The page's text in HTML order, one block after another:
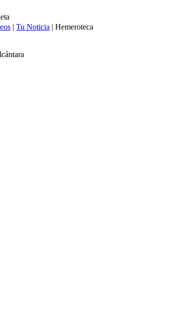
| Tu Noticia | Hemeroteca